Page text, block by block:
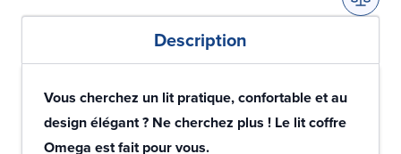
Description
Vous cherchez un lit pratique, confortable et au
design élégant ? Ne cherchez plus ! Le lit coffre
Omega est fait pour vous.